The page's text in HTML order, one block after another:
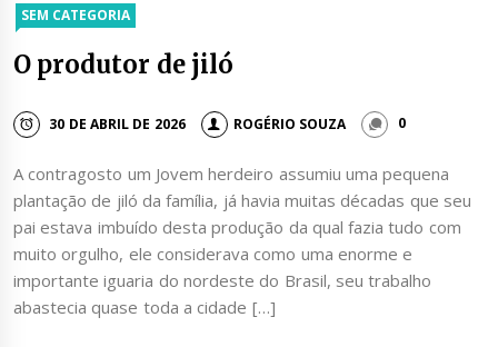
SEM CATEGORIA
O produtor de jiló
30 DE ABRIL DE 2026 ROGÉRIO SOUZA 0
A contragosto um Jovem herdeiro assumiu uma pequena
plantação de jiló da família, já havia muitas décadas que seu
pai estava imbuído desta produção da qual fazia tudo com
muito orgulho, ele considerava como uma enorme e
importante iguaria do nordeste do Brasil, seu trabalho
abastecia quase toda a cidade […]